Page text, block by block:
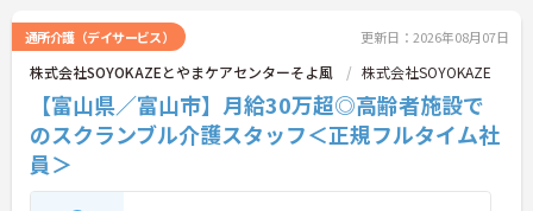
保ちながらいきいきと働ける点も魅力です。また、
個人の評価等に応じて支払われる特別報酬制度があ
り、頑張りがしっかりと還元されます。定年後も70
歳まで再雇用制度を利用して働けるため、資格と経
験を活かして長く安定したキャリアを築いていきた
い方に大変おすすめの求人です。
★おすすめPOINT★
通所介護（デイサービス） 更新日：2026年08月07日
株式会社SOYOKAZEとやまケアセンターそよ風 株式会社SOYOKAZE
【富山県／富山市】月給30万超◎高齢者施設で
のスクランブル介護スタッフ＜正規フルタイム社
員＞